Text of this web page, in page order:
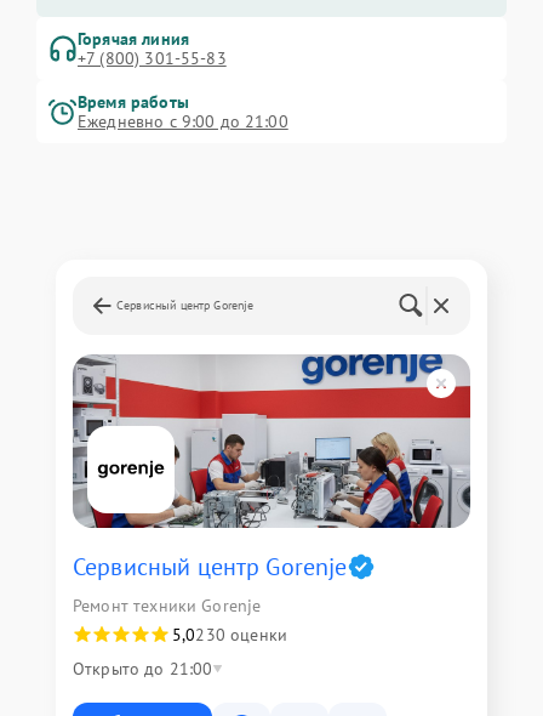
Горячая линия
+7 (800) 301-55-83
Время работы
Ежедневно с 9:00 до 21:00
Сервисный центр Gorenje
Сервисный центр Gorenje
Ремонт техники Gorenje
5,0230 оценки
Открыто до 21:00